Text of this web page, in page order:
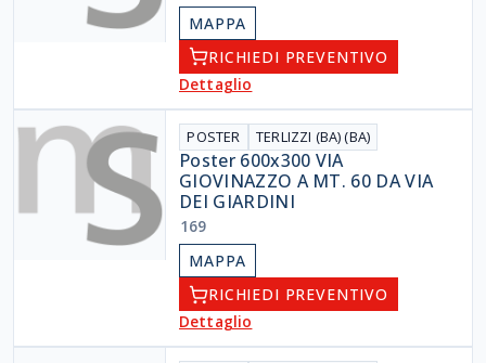
MAPPA
RICHIEDI PREVENTIVO
Dettaglio
POSTER TERLIZZI (BA) (BA)
Poster 600x300 VIA
GIOVINAZZO A MT. 60 DA VIA
DEI GIARDINI
169
MAPPA
RICHIEDI PREVENTIVO
Dettaglio